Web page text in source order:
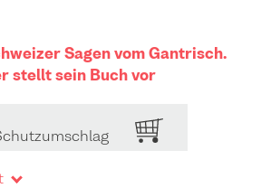
Sagen vom Gantrisch.
stellt sein Buch vor